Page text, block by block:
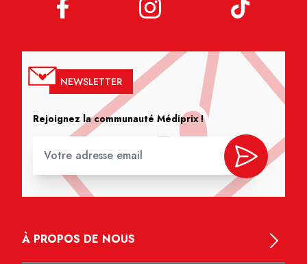
NEWSLETTER
Rejoignez la communauté Médiprix !
À PROPOS DE NOUS